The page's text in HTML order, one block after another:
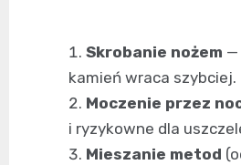
Skrobanie nożem —
kamień wraca szybciej.
Moczenie przez
i ryzykowne dla
Mieszanie metod